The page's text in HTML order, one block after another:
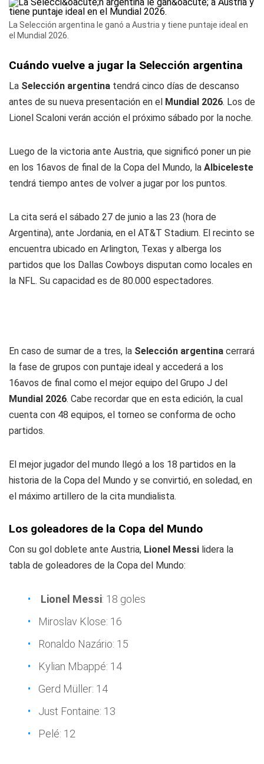
La Selección argentina le ganó a Austria y tiene puntaje ideal en
el Mundial 2026.
Cuándo vuelve a jugar la Selección argentina
La Selección argentina tendrá cinco días de descanso
antes de su nueva presentación en el Mundial 2026. Los de
Lionel Scaloni verán acción el próximo sábado por la noche.
Luego de la victoria ante Austria, que significó poner un pie
en los 16avos de final de la Copa del Mundo, la Albiceleste
tendrá tiempo antes de volver a jugar por los puntos.
La cita será el sábado 27 de junio a las 23 (hora de
Argentina), ante Jordania, en el AT&T Stadium. El recinto se
encuentra ubicado en Arlington, Texas y alberga los
partidos que los Dallas Cowboys disputan como locales en
la NFL. Su capacidad es de 80.000 espectadores.
En caso de sumar de a tres, la Selección argentina cerrará
la fase de grupos con puntaje ideal y accederá a los
16avos de final como el mejor equipo del Grupo J del
Mundial 2026. Cabe recordar que en esta edición, la cual
cuenta con 48 equipos, el torneo se conforma de ocho
partidos.
El mejor jugador del mundo llegó a los 18 partidos en la
historia de la Copa del Mundo y se convirtió, en soledad, en
el máximo artillero de la cita mundialista.
Los goleadores de la Copa del Mundo
Con su gol doblete ante Austria, Lionel Messi lidera la
tabla de goleadores de la Copa del Mundo:
Lionel Messi: 18 goles
Miroslav Klose: 16
Ronaldo Nazário: 15
Kylian Mbappé: 14
Gerd Müller: 14
Just Fontaine: 13
Pelé: 12